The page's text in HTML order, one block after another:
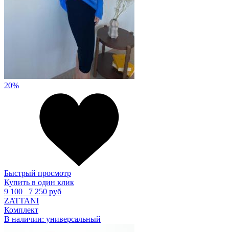
20%
Быстрый просмотр
Купить в один клик
9 100
7 250 руб
ZATTANI
Комплект
В наличии: универсальный